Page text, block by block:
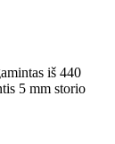
iš 440
5 mm storio